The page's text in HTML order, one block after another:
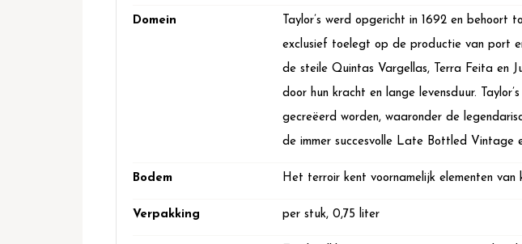
Domein
Taylor’s werd opgericht in 1692 en
exclusief toelegt op de productie van port
de steile Quintas Vargellas, Terra Feita en
door hun kracht en lange levensduur.
gecreëerd worden, waaronder de
de immer succesvolle Late Bottled
Bodem Het terroir kent voornamelijk elementen van
Verpakking per stuk, 0,75 liter